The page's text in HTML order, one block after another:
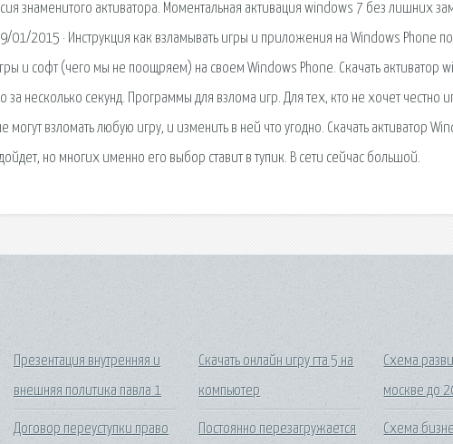
знаменитого активатора. Моментальная активация windows 7 без лишних
01/2015 · Инструкция как взламывать игры и приложения на Windows Phone
и софт (чего мы не поощряем) на своем Windows Phone. Скачать активатор
за несколько секунд. Программы для взлома игр. Для тех, кто не хочет честно
могут взломать любую игру, и изменить в ней что угодно. Скачать активатор
но многих именно его выбор ставит в тупик. В сети сейчас большой.
Презентация внутренняя и
внешняя политика павла 1
Договор переуступки право
Скачать онлайн игру гта 5 на
компьютер
Постоянно перезагружается
Схема
москве до
Схема